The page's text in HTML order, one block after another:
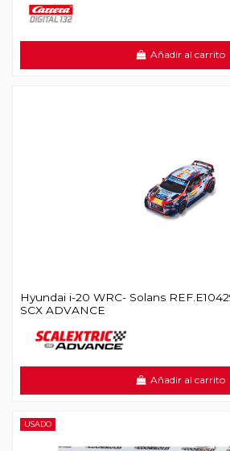
Añadir al carrito
Hyundai i-20 WRC- Solans
SCX ADVANCE
Añadir al carrito
USADO